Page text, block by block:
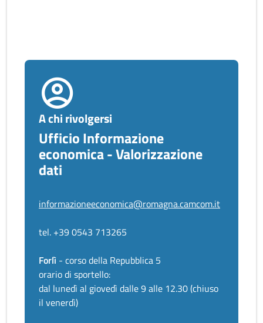
A chi rivolgersi
Ufficio Informazione
economica - Valorizzazione
dati
informazioneeconomica@romagna.camcom.it
tel. +39 0543 713265
Forlì - corso della Repubblica 5
orario di sportello:
dal lunedì al giovedì dalle 9 alle 12.30 (chiuso
il venerdì)